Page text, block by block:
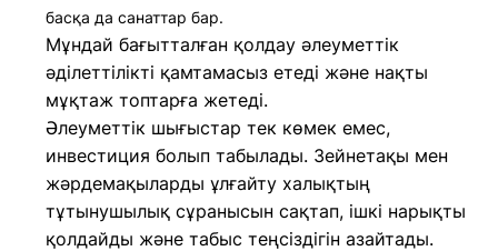
басқа да санаттар бар.
Мұндай бағытталған қолдау әлеуметтік
әділеттілікті қамтамасыз етеді және нақты
мұқтаж топтарға жетеді.
Әлеуметтік шығыстар тек көмек емес,
инвестиция болып табылады. Зейнетақы мен
жәрдемақыларды ұлғайту халықтың
тұтынушылық сұранысын сақтап, ішкі нарықты
қолдайды және табыс теңсіздігін азайтады.